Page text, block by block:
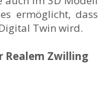
ermöglicht, dass
Twin wird.
Realem Zwilling